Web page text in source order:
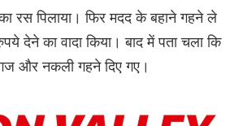
का रस पिलाया। फिर मदद के बहाने गहने ले
देने का वादा किया। बाद में पता चला कि
और नकली गहने दिए गए।